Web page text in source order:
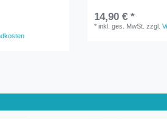
14,90 € *
*inkl. ges. MwSt. zzgl.